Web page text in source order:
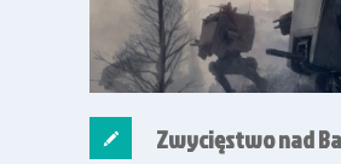
Zwycięstwo nad